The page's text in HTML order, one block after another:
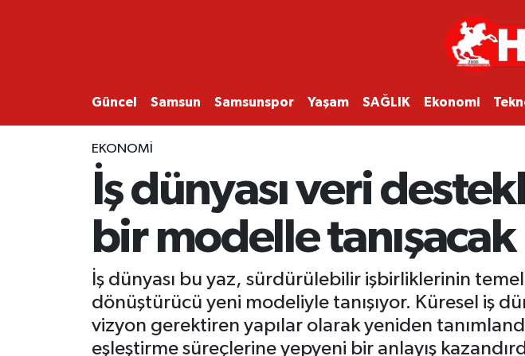
Güncel Samsun Samsunspor Yaşam SAĞLIK Ekonomi
EKONOMİ
İş dünyası veri
bir modelle tanışacak
İş dünyası bu yaz, sürdürülebilir işbirliklerinin
dönüştürücü yeni modeliyle tanışıyor. Küresel iş
vizyon gerektiren yapılar olarak yeniden
eşleştirme süreçlerine yepyeni bir anlayış
SAMSUN
SAMSUNSPOR
EKONOMİ